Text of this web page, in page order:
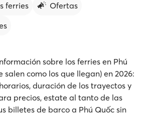
ferries
Ofertas
sobre los ferries en Phú
salen como los que llegan) en 2026:
duración de los trayectos y
precios, estate al tanto de las
billetes de barco a Phú Quốc sin